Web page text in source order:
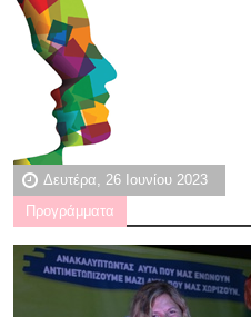
Δευτέρα, 26 Ιουνίου 2023
Προγράμματα